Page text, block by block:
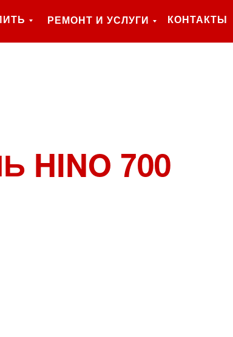
КОНТАКТЫ
РЕМОНТ И УСЛУГИ
HINO 700